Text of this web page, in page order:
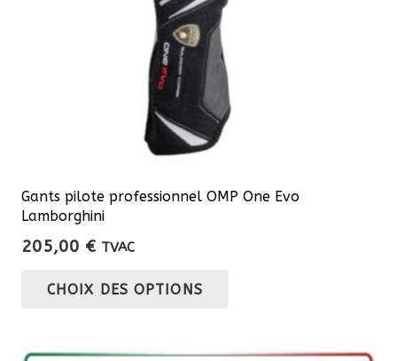
Gants pilote professionnel OMP One Evo
Lamborghini
205,00 € TVAC
CHOIX DES OPTIONS